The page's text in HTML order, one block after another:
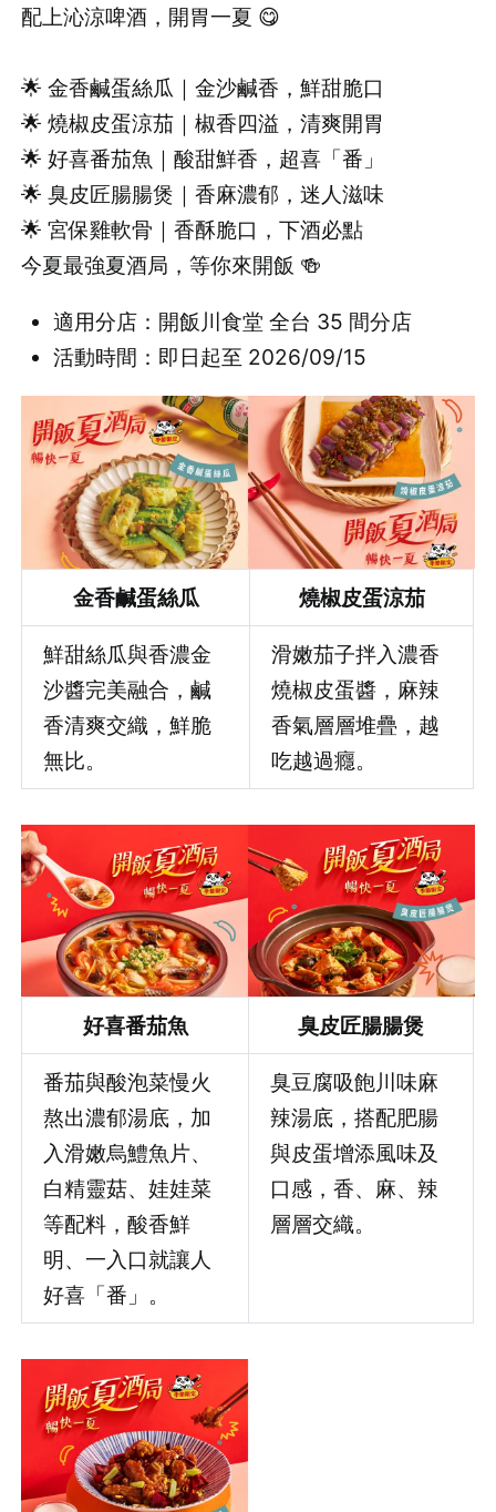
配上沁涼啤酒，開胃一夏 😋
🌟 金香鹹蛋絲瓜｜金沙鹹香，鮮甜脆口
🌟 燒椒皮蛋涼茄｜椒香四溢，清爽開胃
🌟 好喜番茄魚｜酸甜鮮香，超喜「番」
🌟 臭皮匠腸腸煲｜香麻濃郁，迷人滋味
🌟 宮保雞軟骨｜香酥脆口，下酒必點
今夏最強夏酒局，等你來開飯 🍻
適用分店：開飯川食堂 全台 35 間分店
活動時間：即日起至 2026/09/15
金香鹹蛋絲瓜 燒椒皮蛋涼茄
鮮甜絲瓜與香濃金
沙醬完美融合，鹹
香清爽交織，鮮脆
無比。
滑嫩茄子拌入濃香
燒椒皮蛋醬，麻辣
香氣層層堆疊，越
吃越過癮。
好喜番茄魚 臭皮匠腸腸煲
番茄與酸泡菜慢火
熬出濃郁湯底，加
入滑嫩烏鱧魚片、
白精靈菇、娃娃菜
等配料，酸香鮮
明、一入口就讓人
好喜「番」。
臭豆腐吸飽川味麻
辣湯底，搭配肥腸
與皮蛋增添風味及
口感，香、麻、辣
層層交織。